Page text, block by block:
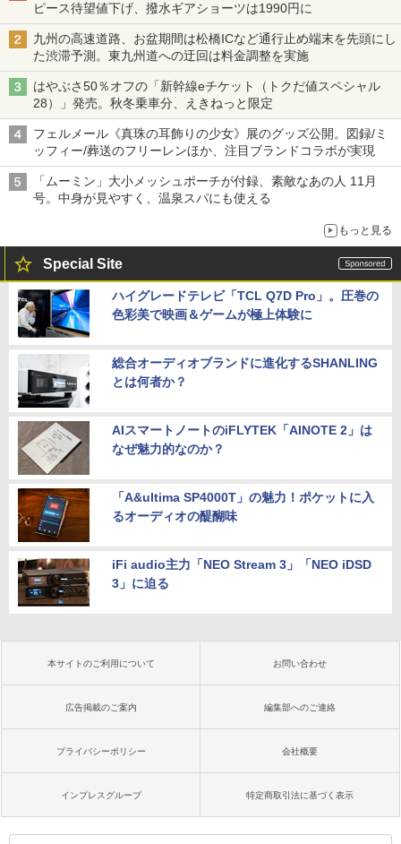
ピース待望値下げ、撥水ギアショーツは1990円に
九州の高速道路、お盆期間は松橋ICなど通行止め端末を先頭にし
た渋滞予測。東九州道への迂回は料金調整を実施
はやぶさ50％オフの「新幹線eチケット（トクだ値スペシャル
28）」発売。秋冬乗車分、えきねっと限定
フェルメール《真珠の耳飾りの少女》展のグッズ公開。図録/ミ
ッフィー/葬送のフリーレンほか、注目ブランドコラボが実現
「ムーミン」大小メッシュポーチが付録、素敵なあの人 11月
号。中身が見やすく、温泉スパにも使える
もっと見る
Special Site
ハイグレードテレビ「TCL Q7D Pro」。圧巻の
色彩美で映画＆ゲームが極上体験に
総合オーディオブランドに進化するSHANLING
とは何者か？
AIスマートノートのiFLYTEK「AINOTE 2」は
なぜ魅力的なのか？
「A&ultima SP4000T」の魅力！ポケットに入
るオーディオの醍醐味
iFi audio主力「NEO Stream 3」「NEO iDSD
3」に迫る
本サイトのご利用について お問い合わせ
広告掲載のご案内 編集部へのご連絡
プライバシーポリシー 会社概要
インプレスグループ 特定商取引法に基づく表示